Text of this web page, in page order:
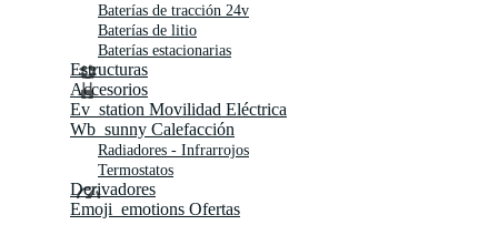
Baterías de tracción 24v
Baterías de litio
Baterías estacionarias
Estructuras
Accesorios
Ev_station Movilidad Eléctrica
Wb_sunny Calefacción
Radiadores - Infrarrojos
Termostatos
Derivadores
Emoji_emotions Ofertas